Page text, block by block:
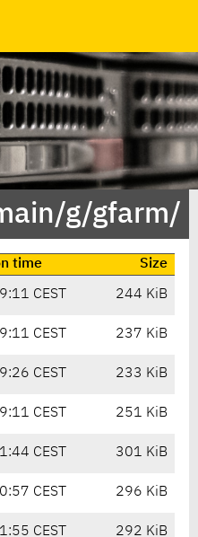
g/gfarm/
time
Size
CEST 244 KiB
CEST 237 KiB
CEST 233 KiB
CEST 251 KiB
CEST 301 KiB
CEST 296 KiB
CEST 292 KiB